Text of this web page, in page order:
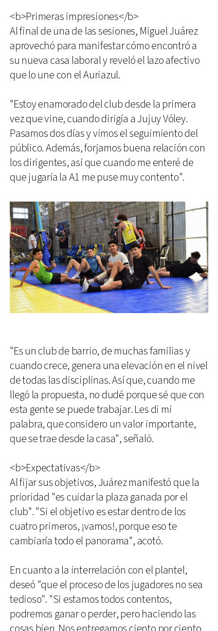
<b>Primeras impresiones</b>
Al final de una de las sesiones, Miguel Juárez
aprovechó para manifestar cómo encontró a
su nueva casa laboral y reveló el lazo afectivo
que lo une con el Auriazul.
"Estoy enamorado del club desde la primera
vez que vine, cuando dirigía a Jujuy Vóley.
Pasamos dos días y vimos el seguimiento del
público. Además, forjamos buena relación con
los dirigentes, así que cuando me enteré de
que jugaría la A1 me puse muy contento".
"Es un club de barrio, de muchas familias y
cuando crece, genera una elevación en el nivel
de todas las disciplinas. Así que, cuando me
llegó la propuesta, no dudé porque sé que con
esta gente se puede trabajar. Les di mi
palabra, que considero un valor importante,
que se trae desde la casa", señaló.
<b>Expectativas</b>
Al fijar sus objetivos, Juárez manifestó que la
prioridad "es cuidar la plaza ganada por el
club". "Si el objetivo es estar dentro de los
cuatro primeros, ¡vamos!, porque eso te
cambiaría todo el panorama", acotó.
En cuanto a la interrelación con el plantel,
deseó "que el proceso de los jugadores no sea
tedioso". "Si estamos todos contentos,
podremos ganar o perder, pero haciendo las